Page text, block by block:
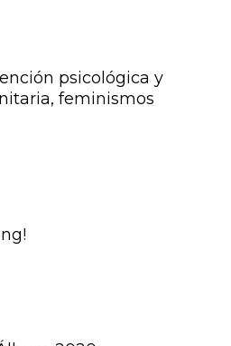
psicológica y
feminismos